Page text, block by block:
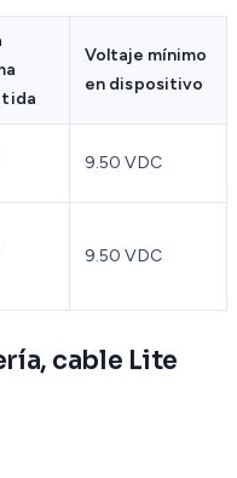
Voltaje mínimo
en dispositivo
9.50 VDC
9.50 VDC
cable Lite